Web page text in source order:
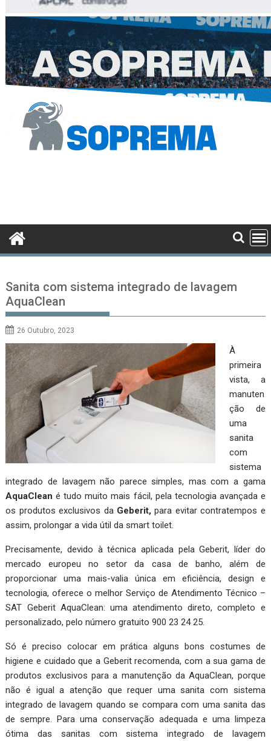
Sanita com sistema integrado de lavagem
AquaClean
26 Outubro, 2023
À
primeira
vista, a
manuten
ção de
uma
sanita
com
sistema
integrado de lavagem não parece simples, mas com a gama
AquaClean é tudo muito mais fácil, pela tecnologia avançada e
os produtos exclusivos da Geberit, para evitar contratempos e
assim, prolongar a vida útil da smart toilet.
Precisamente, devido à técnica aplicada pela Geberit, líder do
mercado europeu no setor da casa de banho, além de
proporcionar uma mais-valia única em eficiência, design e
tecnologia, oferece o melhor Serviço de Atendimento Técnico –
SAT Geberit AquaClean: uma atendimento direto, completo e
personalizado, pelo número gratuito 900 23 24 25.
Só é preciso colocar em prática alguns bons costumes de
higiene e cuidado que a Geberit recomenda, com a sua gama de
produtos exclusivos para a manutenção da AquaClean, porque
não é igual a atenção que requer uma sanita com sistema
integrado de lavagem quando se compara com uma sanita das
de sempre. Para uma conservação adequada e uma limpeza
ótima das sanitas com sistema integrado de lavagem